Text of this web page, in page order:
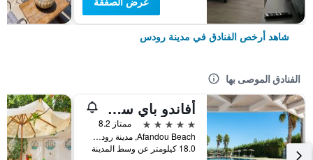
شاهد أرخص الفنادق في مدينة رودس
الفنادق الموصى بها
أفاندو باي سويتس هوتل
5 نجوم
ممتاز 8.2
Afandou Beach, مدينة رودس, اليونان
18.0 كيلومتر عن وسط المدينة